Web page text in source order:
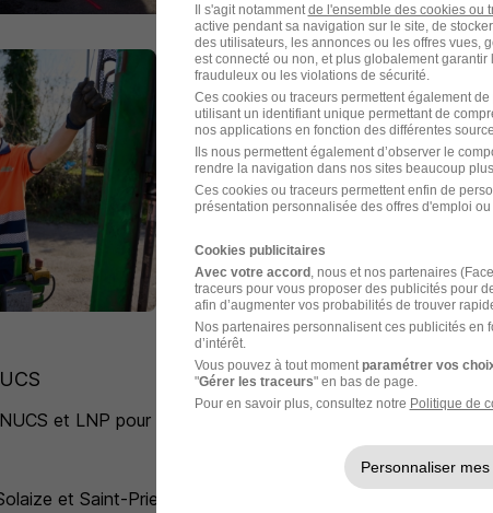
et LNP pour un avenir plus vert !
et Saint-Priest, nos sociétés d’espaces verts, Nature
Il s'agit notamment de l'ensemble des cookies ou
active pendant sa navigation sur le site, de
des utilisateurs, les annonces ou les offres vues,
est connecté ou non, et plus globalement
frauduleux ou les violations de sécurité.
Ces cookies ou traceurs permettent également
utilisant un identifiant unique permettant de
nos applications en fonction des différentes
Ils nous permettent également d’observer le
rendre la navigation dans nos sites beaucoup
Ces cookies ou traceurs permettent enfin de
présentation personnalisée des offres d'emploi
Cookies publicitaires
Avec votre accord, nous et nos partenaires
traceurs pour vous proposer des publicités pour
afin d’augmenter vos probabilités de trouver
Nos partenaires personnalisent ces publicités en
d’intérêt.
Vous pouvez à tout moment paramétrer vos
"Gérer les traceurs" en bas de page.
Pour en savoir plus, consultez notre Politique de
Personnaliser mes